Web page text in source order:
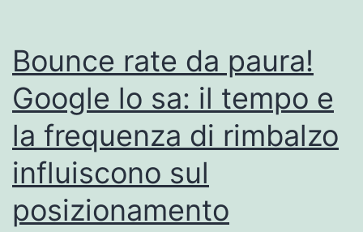
Bounce rate da paura!
Google lo sa: il tempo e
la frequenza di rimbalzo
influiscono sul
posizionamento